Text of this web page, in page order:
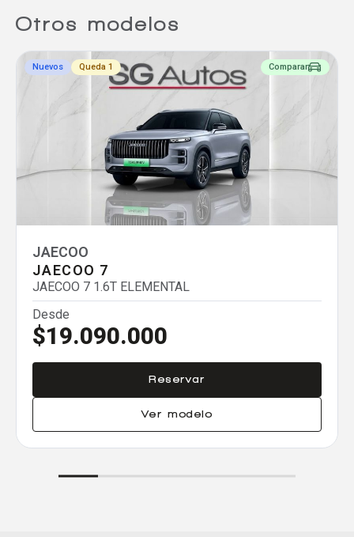
Otros modelos
Nuevos Queda 1 Comparar
JAECOO
JAECOO 7
JAECOO 7 1.6T ELEMENTAL
Desde
$19.090.000
Reservar
Ver modelo
Comparador
Agregar un vehículo
Agregar un vehículo
Comparar